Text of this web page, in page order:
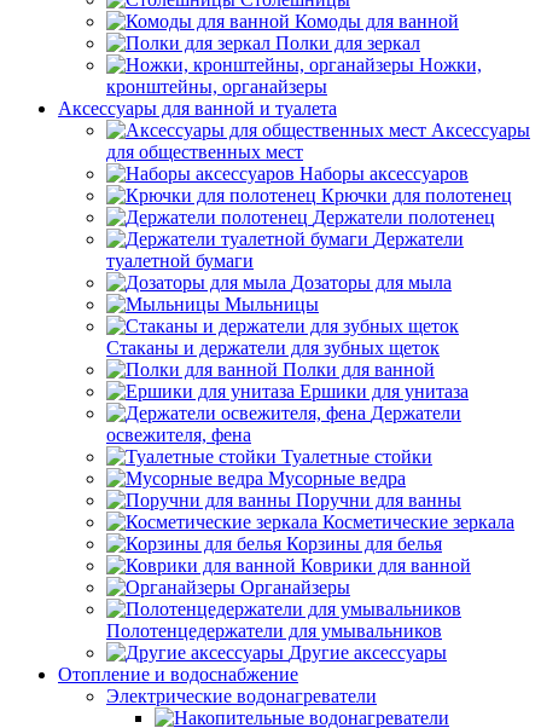
Комоды для ванной
Полки для зеркал
Ножки,
кронштейны, органайзеры
Аксессуары для ванной и туалета
Аксессуары
для общественных мест
Наборы аксессуаров
Крючки для полотенец
Держатели полотенец
Держатели
туалетной бумаги
Дозаторы для мыла
Мыльницы
Стаканы и держатели для зубных щеток
Полки для ванной
Ершики для унитаза
Держатели
освежителя, фена
Туалетные стойки
Мусорные ведра
Поручни для ванны
Косметические зеркала
Корзины для белья
Коврики для ванной
Органайзеры
Полотенцедержатели для умывальников
Другие аксессуары
Отопление и водоснабжение
Электрические водонагреватели